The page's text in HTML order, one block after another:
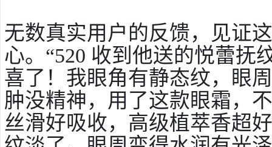
无数真实用户的反馈，见证
心。“520 收到他送的悦蕾抚
喜了！我眼角有静态纹，眼
肿没精神，用了这款眼霜，
丝滑好吸收，高级植萃香超